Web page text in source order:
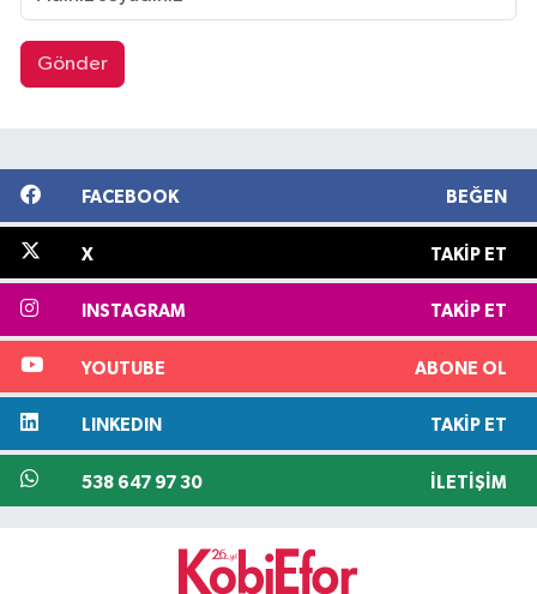
Gönder
FACEBOOK BEĞEN
X TAKIP ET
INSTAGRAM TAKIP ET
YOUTUBE ABONE OL
LINKEDIN TAKIP ET
538 647 97 30 İLETIŞIM